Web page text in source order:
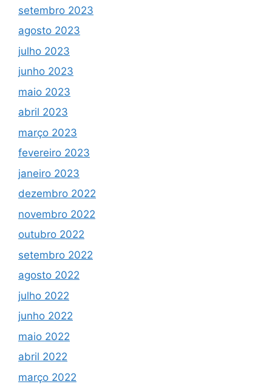
setembro 2023
agosto 2023
julho 2023
junho 2023
maio 2023
abril 2023
março 2023
fevereiro 2023
janeiro 2023
dezembro 2022
novembro 2022
outubro 2022
setembro 2022
agosto 2022
julho 2022
junho 2022
maio 2022
abril 2022
março 2022